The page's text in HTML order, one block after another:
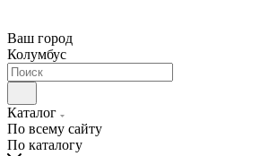
Ваш город
Колумбус
Каталог
По всему сайту
По каталогу